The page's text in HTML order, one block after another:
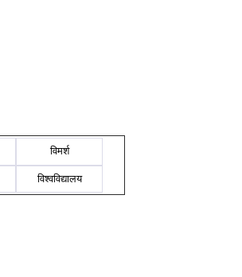
विमर्श
विश्वविद्यालय